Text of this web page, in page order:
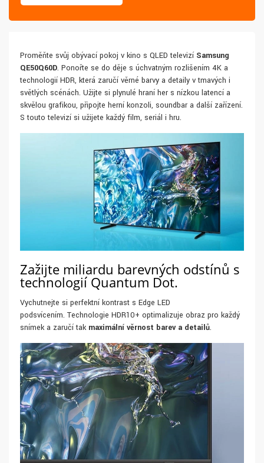
Proměňte svůj obývací pokoj v kino s QLED televizí Samsung
QE50Q60D. Ponořte se do děje s úchvatným rozlišením 4K a
technologií HDR, která zaručí věrné barvy a detaily v tmavých i
světlých scénách. Užijte si plynulé hraní her s nízkou latencí a
skvělou grafikou, připojte herní konzoli, soundbar a další zařízení.
S touto televizí si užijete každý film, seriál i hru.
Zažijte miliardu barevných odstínů s
technologií Quantum Dot.
Vychutnejte si perfektní kontrast s Edge LED
podsvícením. Technologie HDR10+ optimalizuje obraz pro každý
snímek a zaručí tak maximální věrnost barev a detailů.